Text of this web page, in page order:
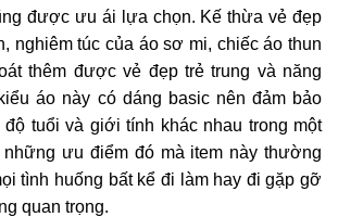
được ưu ái lựa chọn. Kế thừa vẻ đẹp
nghiêm túc của áo sơ mi, chiếc áo thun
thêm được vẻ đẹp trẻ trung và năng
áo này có dáng basic nên đảm bảo
tuổi và giới tính khác nhau trong một
ưu điểm đó mà item này thường
tình huống bất kể đi làm hay đi gặp gỡ
quan trọng.